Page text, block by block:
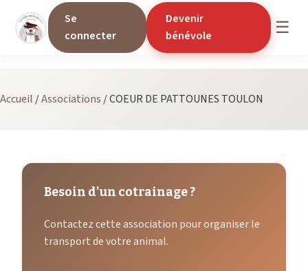
Se
connecter
Devenir
bénévole
☰
Accueil /Associations /COEUR DE PATTOUNES TOULON
Besoin d'un cotrainage ?
Contactez cette association pour organiser le
transport de votre animal.